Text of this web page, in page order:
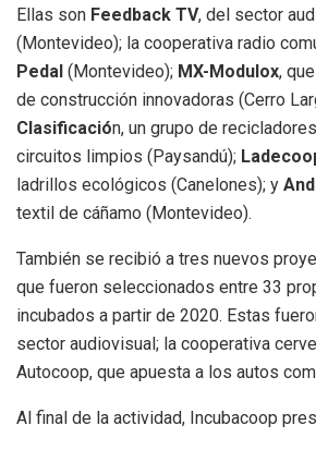
Ellas son Feedback TV, del sector
(Montevideo); la cooperativa radio
Pedal (Montevideo); MX-Modulox,
de construcción innovadoras (Cerro
Clasificación, un grupo de
circuitos limpios (Paysandú);
ladrillos ecológicos (Canelones); y
textil de cáñamo (Montevideo).
También se recibió a tres nuevos
que fueron seleccionados entre 33
incubados a partir de 2020. Estas
sector audiovisual; la cooperativa
Autocoop, que apuesta a los autos
Al final de la actividad, Incubacoop